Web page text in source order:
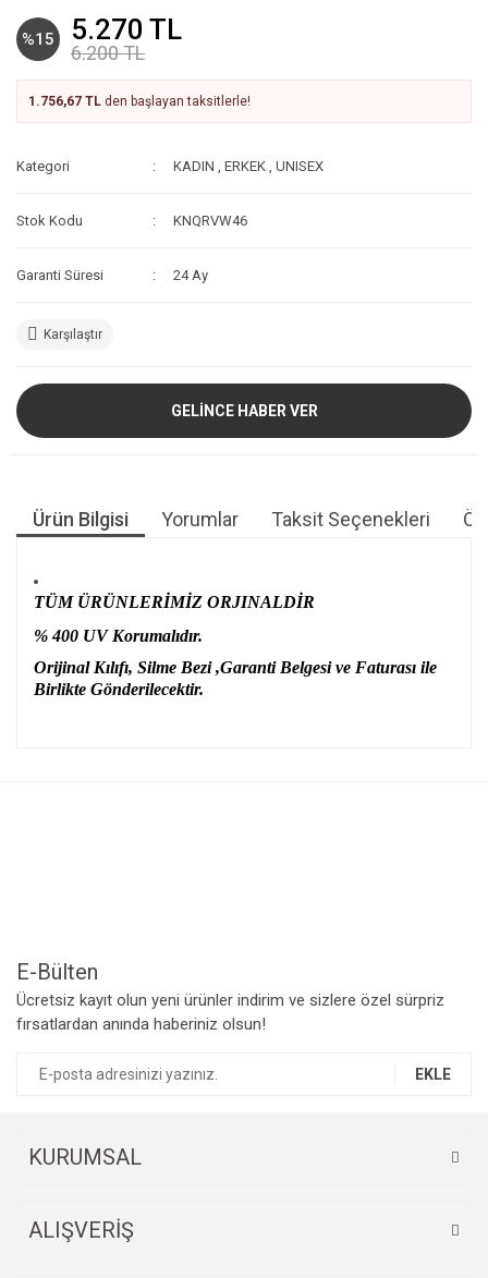
%15 5.270 TL
6.200 TL
1.756,67 TL den başlayan taksitlerle!
Kategori KADIN ,ERKEK ,UNISEX
Stok Kodu KNQRVW46
Garanti Süresi 24 Ay
Karşılaştır
GELİNCE HABER VER
Ürün Bilgisi Yorumlar Taksit Seçenekleri
TÜM ÜRÜNLERİMİZ ORJINALDİR
% 400 UV Korumalıdır.
Orijinal Kılıfı, Silme Bezi ,Garanti Belgesi ve Faturası ile
Birlikte Gönderilecektir.
E-Bülten
Ücretsiz kayıt olun yeni ürünler indirim ve sizlere özel sürpriz
fırsatlardan anında haberiniz olsun!
EKLE
KURUMSAL
ALIŞVERİŞ